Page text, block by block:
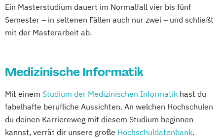
Ein Masterstudium dauert im Normalfall vier bis fünf
Semester – in seltenen Fällen auch nur zwei – und schließt
mit der Masterarbeit ab.
Medizinische Informatik
Mit einem Studium der Medizinischen Informatik hast du
fabelhafte berufliche Aussichten. An welchen Hochschulen
du deinen Karriereweg mit diesem Studium beginnen
kannst, verrät dir unsere große Hochschuldatenbank.